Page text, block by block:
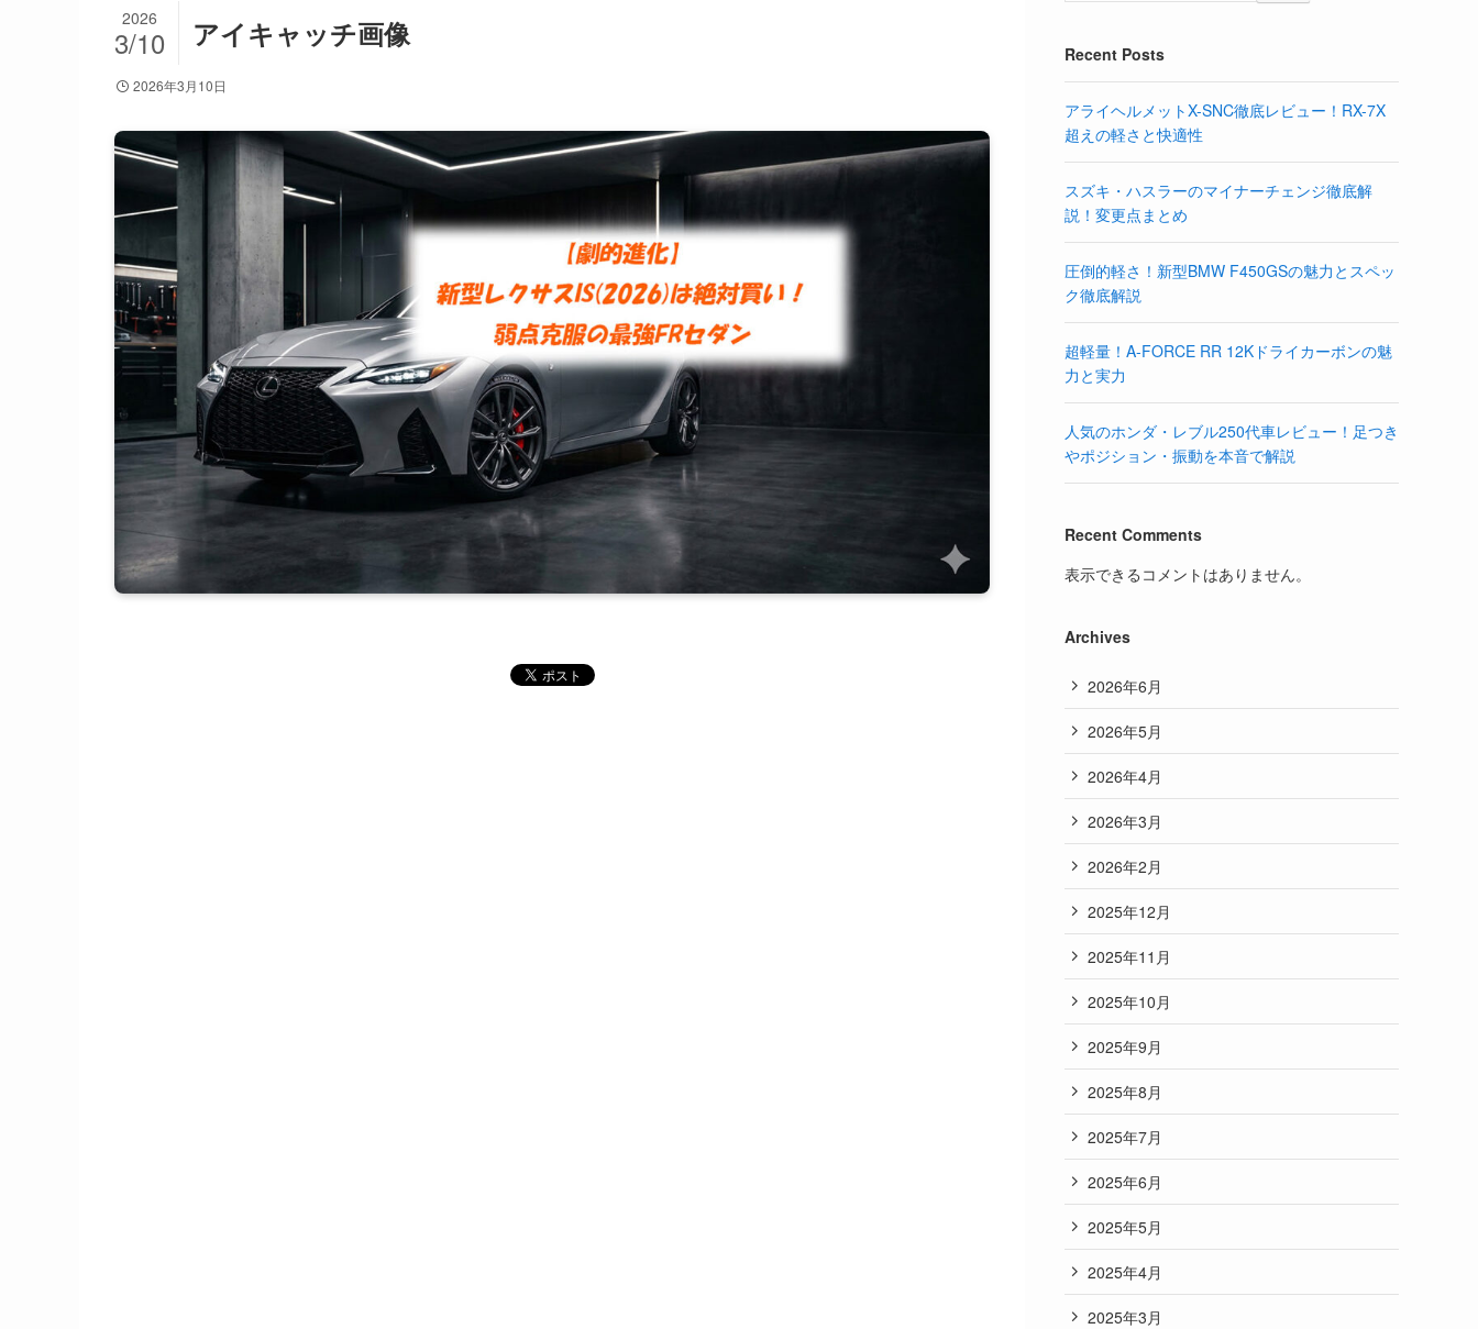
アイキャッチ画像
2026
3/10
2026年3月10日
Recent Posts
アライヘルメットX-SNC徹底レビュー！RX-7X
超えの軽さと快適性
スズキ・ハスラーのマイナーチェンジ徹底解
説！変更点まとめ
圧倒的軽さ！新型BMW F450GSの魅力とスペッ
ク徹底解説
超軽量！A-FORCE RR 12Kドライカーボンの魅
力と実力
人気のホンダ・レブル250代車レビュー！足つき
やポジション・振動を本音で解説
Recent Comments
表示できるコメントはありません。
Archives
2026年6月
2026年5月
2026年4月
2026年3月
2026年2月
2025年12月
2025年11月
2025年10月
2025年9月
2025年8月
2025年7月
2025年6月
2025年5月
2025年4月
2025年3月